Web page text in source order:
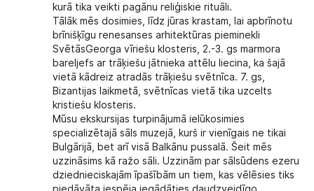
kurā tika veikti pagānu reliģiskie rituāli.
Tālāk mēs dosimies, līdz jūras krastam, lai apbrīnotu
brīnišķīgu renesanses arhitektūras pieminekli
SvētāsGeorga vīriešu klosteris, 2.-3. gs marmora
bareljefs ar trāķiešu jātnieka attēlu liecina, ka šajā
vietā kādreiz atradās trāķiešu svētnīca. 7. gs,
Bizantijas laikmetā, svētnīcas vietā tika uzcelts
kristiešu klosteris.
Mūsu ekskursijas turpinājumā ielūkosimies
specializētajā sāls muzejā, kurš ir vienīgais ne tikai
Bulgārijā, bet arī visā Balkānu pussalā. Šeit mēs
uzzināsims kā ražo sāli. Uzzinām par sālsūdens ezeru
dziednieciskajām īpašībām un tiem, kas vēlēsies tiks
piedāvāta iespēja iegādāties daudzveidīgo